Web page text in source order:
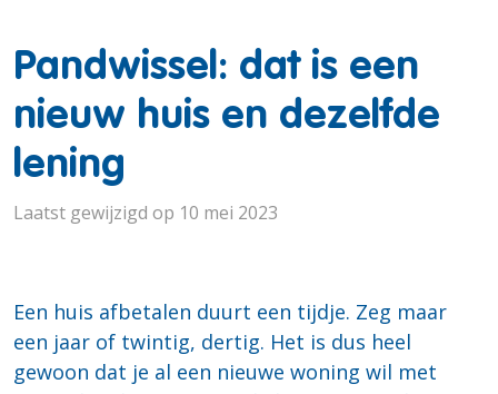
Pandwissel: dat is een
nieuw huis en dezelfde
lening
Laatst gewijzigd op 10 mei 2023
Een huis afbetalen duurt een tijdje. Zeg maar
een jaar of twintig, dertig. Het is dus heel
gewoon dat je al een nieuwe woning wil met